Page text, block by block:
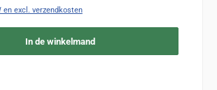
en excl. verzendkosten
In de winkelmand